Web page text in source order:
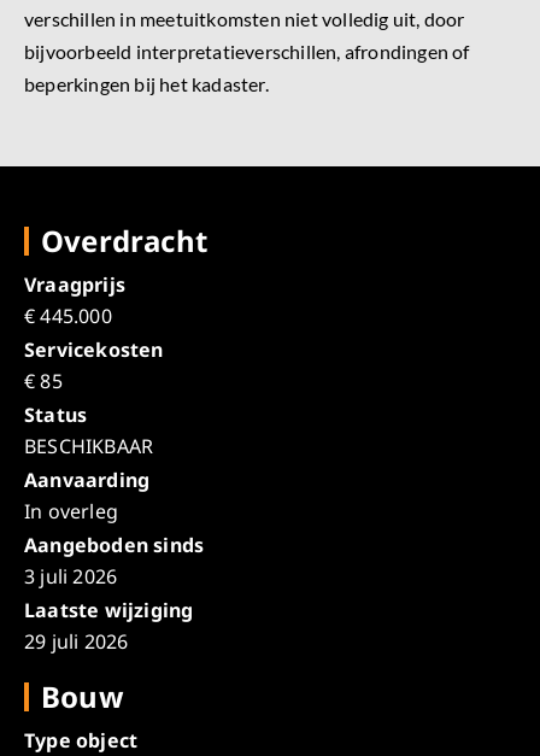
verschillen in meetuitkomsten niet volledig uit, door
bijvoorbeeld interpretatieverschillen, afrondingen of
beperkingen bij het kadaster.
Overdracht
Vraagprijs
€ 445.000
Servicekosten
€ 85
Status
BESCHIKBAAR
Aanvaarding
In overleg
Aangeboden sinds
3 juli 2026
Laatste wijziging
29 juli 2026
Bouw
Type object